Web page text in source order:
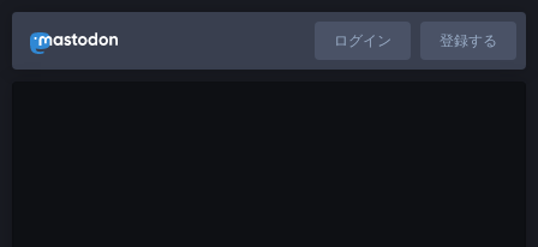
ログイン 登録する